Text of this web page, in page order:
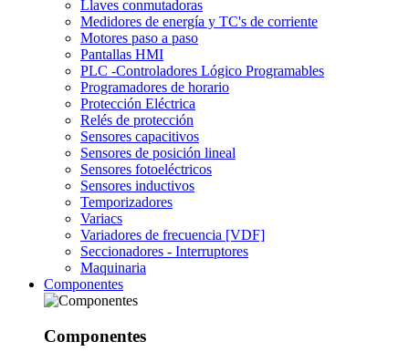
Llaves conmutadoras
Medidores de energía y TC's de corriente
Motores paso a paso
Pantallas HMI
PLC -Controladores Lógico Programables
Programadores de horario
Protección Eléctrica
Relés de protección
Sensores capacitivos
Sensores de posición lineal
Sensores fotoeléctricos
Sensores inductivos
Temporizadores
Variacs
Variadores de frecuencia [VDF]
Seccionadores - Interruptores
Maquinaria
Componentes
Componentes